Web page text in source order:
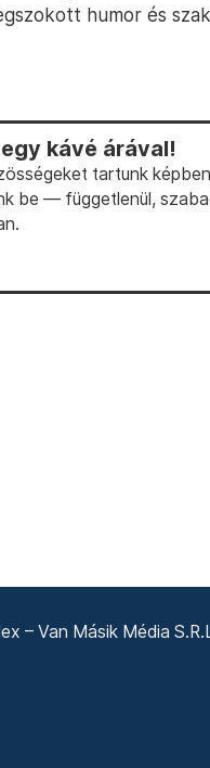
humor és
kávé árával!
tartunk
be — függetlenül,
– Van Másik Média